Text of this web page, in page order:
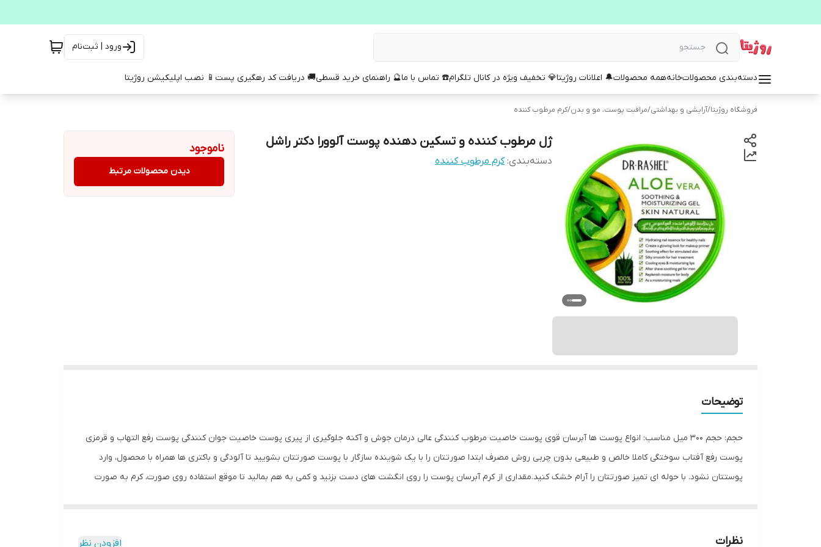
ورود | ثبت‌نام
دسته‌بندی محصولاتخانههمه محصولات🔔 اعلانات روژیتا💎 تخفیف ویژه در کانال تلگرام☎️ تماس با ما🔮 راهنمای خرید قسطی🚚 دریافت کد رهگیری پست 📱 نصب اپلیکیشن روژیتا
فروشگاه روژیتا/آرایشی و بهداشتی/مراقبت پوست، مو و بدن/کرم مرطوب کننده
ژل مرطوب کننده و تسکین دهنده پوست آلوورا دکتر راشل
دسته‌بندی:کرم مرطوب کننده
ناموجود
دیدن محصولات مرتبط
توضیحات
حجم: حجم 300 میل مناسب: انواع پوست ها آبرسان قوی پوست خاصیت مرطوب کنندگی عالی درمان جوش و آکنه جلوگیری از پیری پوست خاصیت جوان کنندگی پوست رفع التهاب و قرمزی
پوست رفع آفتاب سوختگی کاملا خالص و طبیعی بدون چربی روش مصرف ابتدا صورتتان را با یک شوینده سازگار با پوست صورتتان بشویید تا آلودگی و باکتری ها همراه با محصول، وارد
پوستتان نشود. با حوله ای تمیز صورتتان را آرام خشک کنید.مقداری از کرم آبرسان پوست را روی انگشت های دست بزنید و کمی به هم بمالید تا موقع استفاده روی صورت، کرم به صورت
تمام قسمت های مختلف صورت بزنید. هر روز، روزی ۲ بار صورتتان را با شوینده مناسب بشورید و بعد از کرم آبرسان استفاده کنید. دقت کنید شستن بیش از ۳ بار اصلا توصیه نمیشود.
نظرات افزودن نظر